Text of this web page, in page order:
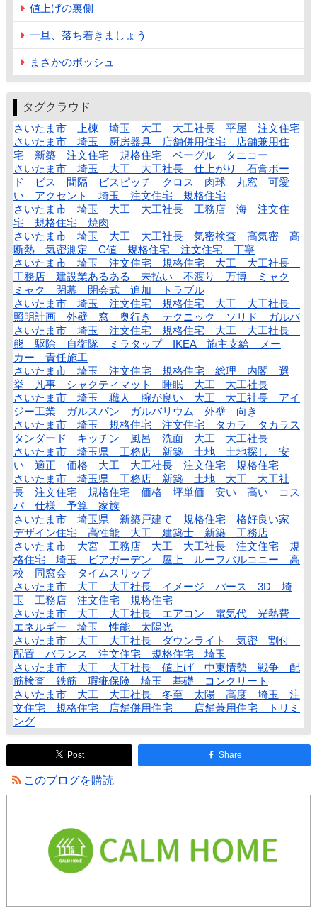
値上げの裏側
一旦、落ち着きましょう
まさかのボッシュ
タグクラウド
さいたま市 上棟 埼玉 大工 大工社長 平屋 注文住宅
さいたま市 埼玉 厨房器具 店舗併用住宅 店舗兼用住
宅 新築 注文住宅 規格住宅 ベーグル タニコー
さいたま市 埼玉 大工 大工社長 仕上がり 石膏ボー
ド ビス 間隔 ビスピッチ クロス 肉球 丸窓 可愛
い アクセント 埼玉 注文住宅 規格住宅
さいたま市 埼玉 大工 大工社長 工務店 海 注文住
宅 規格住宅 焼肉
さいたま市 埼玉 大工 大工社長 気密検査 高気密 高
断熱 気密測定 C値 規格住宅 注文住宅 丁寧
さいたま市 埼玉 注文住宅 規格住宅 大工 大工社長
工務店 建設業あるある 未払い 不渡り 万博 ミャク
ミャク 閉幕 閉会式 追加 トラブル
さいたま市 埼玉 注文住宅 規格住宅 大工 大工社長
照明計画 外壁 窓 奥行き テクニック ソリド ガルバ
さいたま市 埼玉 注文住宅 規格住宅 大工 大工社長
熊 駆除 自衛隊 ミラタップ IKEA 施主支給 メー
カー 責任施工
さいたま市 埼玉 注文住宅 規格住宅 総理 内閣 選
挙 凡事 シャクティマット 睡眠 大工 大工社長
さいたま市 埼玉 職人 腕が良い 大工 大工社長 アイ
ジー工業 ガルスパン ガルバリウム 外壁 向き
さいたま市 埼玉 規格住宅 注文住宅 タカラ タカラス
タンダード キッチン 風呂 洗面 大工 大工社長
さいたま市 埼玉県 工務店 新築 土地 土地探し 安
い 適正 価格 大工 大工社長 注文住宅 規格住宅
さいたま市 埼玉県 工務店 新築 土地 大工 大工社
長 注文住宅 規格住宅 価格 坪単価 安い 高い コス
パ 仕様 予算 家族
さいたま市 埼玉県 新築戸建て 規格住宅 格好良い家
デザイン住宅 高性能 大工 建築士 新築 工務店
さいたま市 大宮 工務店 大工 大工社長 注文住宅 規
格住宅 埼玉 ビアガーデン 屋上 ルーフバルコニー 高
校 同窓会 タイムスリップ
さいたま市 大工 大工社長 イメージ パース 3D 埼
玉 工務店 注文住宅 規格住宅
さいたま市 大工 大工社長 エアコン 電気代 光熱費
エネルギー 埼玉 性能 太陽光
さいたま市 大工 大工社長 ダウンライト 気密 割付
配置 バランス 注文住宅 規格住宅 埼玉
さいたま市 大工 大工社長 値上げ 中東情勢 戦争 配
筋検査 鉄筋 瑕疵保険 埼玉 基礎 コンクリート
さいたま市 大工 大工社長 冬至 太陽 高度 埼玉 注
文住宅 規格住宅 店舗併用住宅 店舗兼用住宅 トリミ
ング
Post Share
このブログを購読